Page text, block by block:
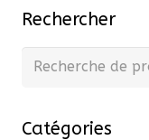
Rechercher
Recherche
Catégories